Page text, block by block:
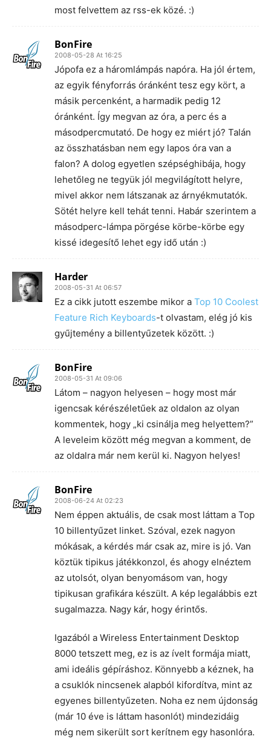
most felvettem az rss-ek közé. :)
BonFire
2008-05-28 At 16:25
Jópofa ez a háromlámpás napóra. Ha jól értem,
az egyik fényforrás óránként tesz egy kört, a
másik percenként, a harmadik pedig 12
óránként. Így megvan az óra, a perc és a
másodpercmutató. De hogy ez miért jó? Talán
az összhatásban nem egy lapos óra van a
falon? A dolog egyetlen szépséghibája, hogy
lehetőleg ne tegyük jól megvilágított helyre,
mivel akkor nem látszanak az árnyékmutatók.
Sötét helyre kell tehát tenni. Habár szerintem a
másodperc-lámpa pörgése körbe-körbe egy
kissé idegesítő lehet egy idő után :)
Harder
2008-05-31 At 06:57
Ez a cikk jutott eszembe mikor a Top 10 Coolest
Feature Rich Keyboards-t olvastam, elég jó kis
gyűjtemény a billentyűzetek között. :)
BonFire
2008-05-31 At 09:06
Látom – nagyon helyesen – hogy most már
igencsak kérészéletűek az oldalon az olyan
kommentek, hogy „ki csinálja meg helyettem?”
A leveleim között még megvan a komment, de
az oldalra már nem kerül ki. Nagyon helyes!
BonFire
2008-06-24 At 02:23
Nem éppen aktuális, de csak most láttam a Top
10 billentyűzet linket. Szóval, ezek nagyon
mókásak, a kérdés már csak az, mire is jó. Van
köztük tipikus játékkonzol, és ahogy elnéztem
az utolsót, olyan benyomásom van, hogy
tipikusan grafikára készült. A kép legalábbis ezt
sugalmazza. Nagy kár, hogy érintős.
Igazából a Wireless Entertainment Desktop
8000 tetszett meg, ez is az ívelt formája miatt,
ami ideális gépíráshoz. Könnyebb a kéznek, ha
a csuklók nincsenek alapból kifordítva, mint az
egyenes billentyűzeten. Noha ez nem újdonság
(már 10 éve is láttam hasonlót) mindezidáig
még nem sikerült sort kerítnem egy hasonlóra.